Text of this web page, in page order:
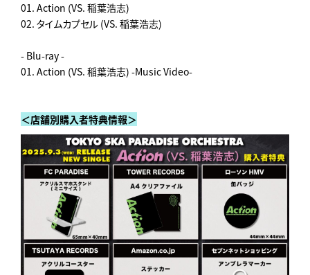
01. Action (VS. 稲葉浩志)
02. タイムカプセル (VS. 稲葉浩志)
- Blu-ray -
01. Action (VS. 稲葉浩志) -Music Video-
＜店舗別購入者特典情報＞